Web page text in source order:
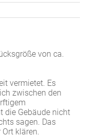
von ca.
vermietet. Es
zwischen den
die Gebäude nicht
sagen. Das
klären.